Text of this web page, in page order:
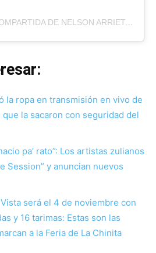
UNA PUBLICACIÓN COMPARTIDA DE NELSON ARRIETA (@NELSONARRIETA7)
la ropa en transmisión en vivo de
que la sacaron con seguridad del
pa’ rato”: Los artistas zulianos
Session” y anuncian nuevos
será el 4 de noviembre con
y 16 tarimas: Estas son las
a la Feria de La Chinita